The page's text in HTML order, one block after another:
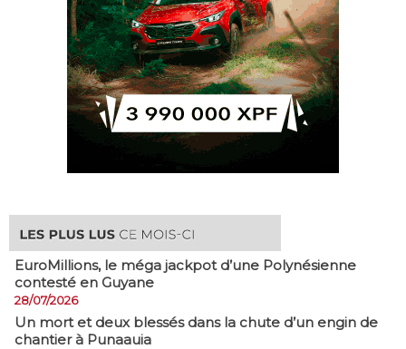
EuroMillions, ​le méga jackpot d’une Polynésienne
contesté en Guyane
28/07/2026
​Un mort et deux blessés dans la chute d’un engin de
chantier à Punaauia